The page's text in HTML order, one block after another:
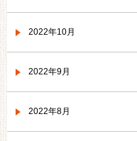
2022年10月
2022年9月
2022年8月